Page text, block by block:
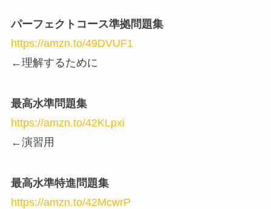
パーフェクトコース準拠問題集
https://amzn.to/49DVUF1
←理解するために
最高水準問題集
https://amzn.to/42KLpxi
←演習用
最高水準特進問題集
https://amzn.to/42McwrP